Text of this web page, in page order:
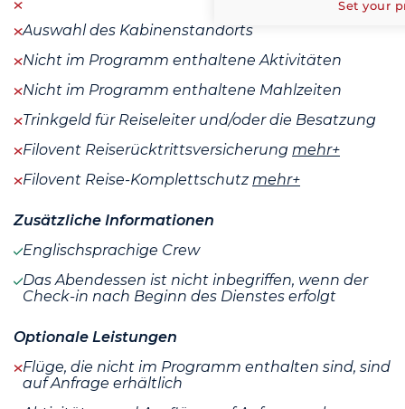
Auswahl des Kabinenstandorts
Nicht im Programm enthaltene Aktivitäten
Nicht im Programm enthaltene Mahlzeiten
Trinkgeld für Reiseleiter und/oder die Besatzung
Filovent Reiserücktrittsversicherung mehr+
Filovent Reise-Komplettschutzmehr+
Zusätzliche Informationen
Englischsprachige Crew
Das Abendessen ist nicht inbegriffen, wenn der
Check-in nach Beginn des Dienstes erfolgt
Optionale Leistungen
Flüge, die nicht im Programm enthalten sind, sind
auf Anfrage erhältlich
Set your